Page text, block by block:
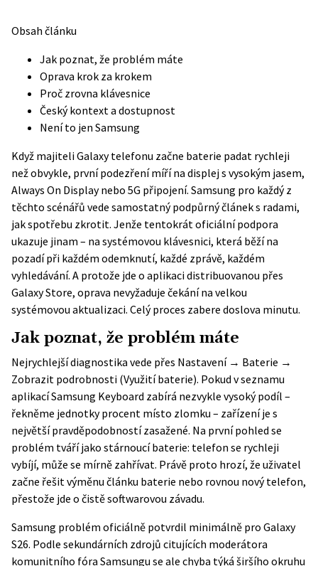
Obsah článku
Jak poznat, že problém máte
Oprava krok za krokem
Proč zrovna klávesnice
Český kontext a dostupnost
Není to jen Samsung
Když majiteli Galaxy telefonu začne baterie padat rychleji
než obvykle, první podezření míří na displej s vysokým jasem,
Always On Display nebo 5G připojení. Samsung pro každý z
těchto scénářů vede samostatný podpůrný článek s radami,
jak spotřebu zkrotit. Jenže tentokrát oficiální podpora
ukazuje jinam – na systémovou klávesnici, která běží na
pozadí při každém odemknutí, každé zprávě, každém
vyhledávání. A protože jde o aplikaci distribuovanou přes
Galaxy Store, oprava nevyžaduje čekání na velkou
systémovou aktualizaci. Celý proces zabere doslova minutu.
Jak poznat, že problém máte
Nejrychlejší diagnostika vede přes Nastavení → Baterie →
Zobrazit podrobnosti (Využití baterie). Pokud v seznamu
aplikací Samsung Keyboard zabírá nezvykle vysoký podíl –
řekněme jednotky procent místo zlomku – zařízení je s
největší pravděpodobností zasažené. Na první pohled se
problém tváří jako stárnoucí baterie: telefon se rychleji
vybíjí, může se mírně zahřívat. Právě proto hrozí, že uživatel
začne řešit výměnu článku baterie nebo rovnou nový telefon,
přestože jde o čistě softwarovou závadu.
Samsung problém oficiálně potvrdil minimálně pro Galaxy
S26. Podle sekundárních zdrojů citujících moderátora
komunitního fóra Samsungu se ale chyba týká širšího okruhu